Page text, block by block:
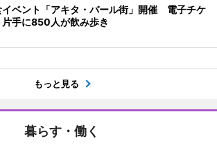
イベント「アキタ・バール街」開催 電子チケ
片手に850人が飲み歩き
もっと見る
暮らす・働く